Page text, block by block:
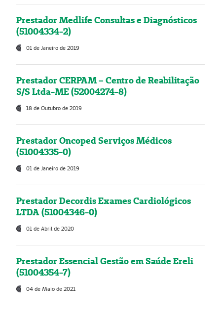
Prestador Medlife Consultas e Diagnósticos
(51004334-2)
01 de Janeiro de 2019
Prestador CERPAM – Centro de Reabilitação
S/S Ltda-ME (52004274-8)
18 de Outubro de 2019
Prestador Oncoped Serviços Médicos
(51004335-0)
01 de Janeiro de 2019
Prestador Decordis Exames Cardiológicos
LTDA (51004346-0)
01 de Abril de 2020
Prestador Essencial Gestão em Saúde Ereli
(51004354-7)
04 de Maio de 2021